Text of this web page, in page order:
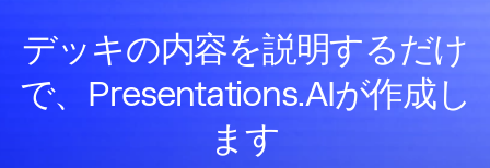
デッキの内容を説明するだけ
で、Presentations.AIが作成し
ます